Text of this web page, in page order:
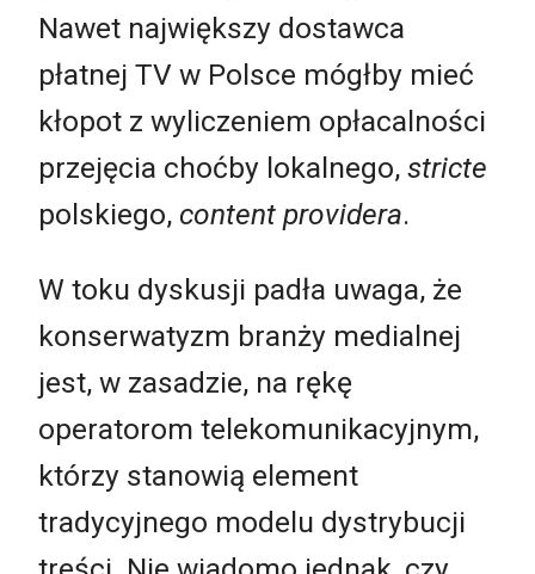
Nawet największy dostawca
płatnej TV w Polsce mógłby mieć
kłopot z wyliczeniem opłacalności
przejęcia choćby lokalnego, stricte
polskiego, content providera.
W toku dyskusji padła uwaga, że
konserwatyzm branży medialnej
jest, w zasadzie, na rękę
operatorom telekomunikacyjnym,
którzy stanowią element
tradycyjnego modelu dystrybucji